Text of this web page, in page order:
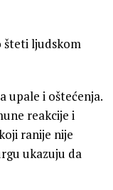
šteti ljudskom
upale i oštećenja.
reakcije i
ranije nije
ukazuju da